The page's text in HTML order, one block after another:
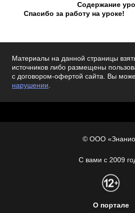
Содержание
Спасибо за работу на уроке!
Материалы на данной страницы
источников либо размещены
с договором-офертой сайта. Вы
нарушении.
© ООО
С вами с 2009
О портале